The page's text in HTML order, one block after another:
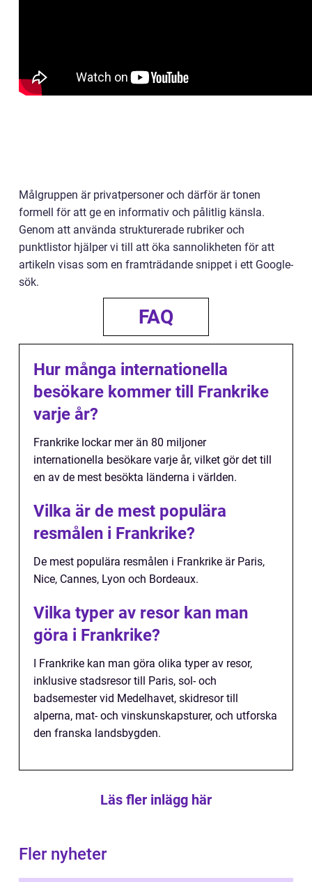
Målgruppen är privatpersoner och därför är tonen
formell för att ge en informativ och pålitlig känsla.
Genom att använda strukturerade rubriker och
punktlistor hjälper vi till att öka sannolikheten för att
artikeln visas som en framträdande snippet i ett Google-
sök.
FAQ
Hur många internationella
besökare kommer till Frankrike
varje år?
Frankrike lockar mer än 80 miljoner
internationella besökare varje år, vilket gör det till
en av de mest besökta länderna i världen.
Vilka är de mest populära
resmålen i Frankrike?
De mest populära resmålen i Frankrike är Paris,
Nice, Cannes, Lyon och Bordeaux.
Vilka typer av resor kan man
göra i Frankrike?
I Frankrike kan man göra olika typer av resor,
inklusive stadsresor till Paris, sol- och
badsemester vid Medelhavet, skidresor till
alperna, mat- och vinskunskapsturer, och utforska
den franska landsbygden.
Läs fler inlägg här
Fler nyheter